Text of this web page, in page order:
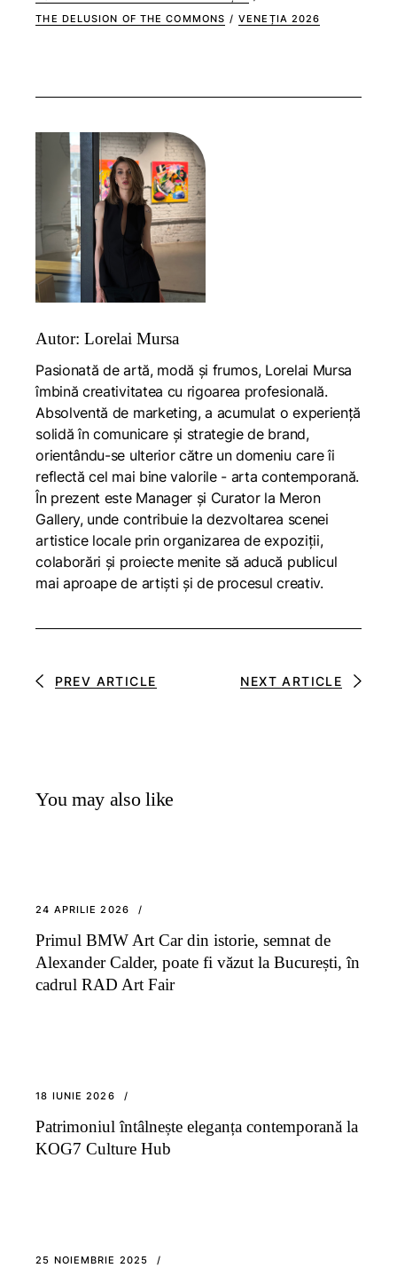
THE DELUSION OF THE COMMONS / VENEȚIA 2026
Autor: Lorelai Mursa
Pasionată de artă, modă și frumos, Lorelai Mursa
îmbină creativitatea cu rigoarea profesională.
Absolventă de marketing, a acumulat o experiență
solidă în comunicare și strategie de brand,
orientându-se ulterior către un domeniu care îi
reflectă cel mai bine valorile - arta contemporană.
În prezent este Manager și Curator la Meron
Gallery, unde contribuie la dezvoltarea scenei
artistice locale prin organizarea de expoziții,
colaborări și proiecte menite să aducă publicul
mai aproape de artiști și de procesul creativ.
PREV ARTICLE NEXT ARTICLE
You may also like
24 APRILIE 2026
Primul BMW Art Car din istorie, semnat de
Alexander Calder, poate fi văzut la București, în
cadrul RAD Art Fair
18 IUNIE 2026
Patrimoniul întâlnește eleganța contemporană la
KOG7 Culture Hub
25 NOIEMBRIE 2025